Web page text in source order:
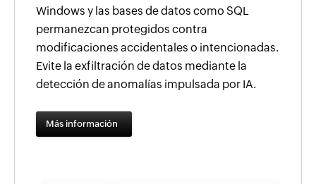
Windows y las bases de datos como SQL
permanezcan protegidos contra
modificaciones accidentales o intencionadas.
Evite la exfiltración de datos mediante la
detección de anomalías impulsada por IA.
Más información